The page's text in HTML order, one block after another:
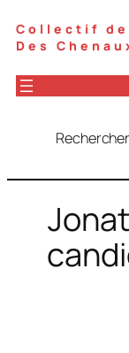
Collectif de
Des